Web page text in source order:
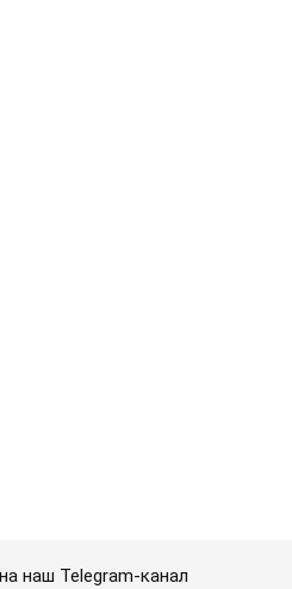
наш Telegram-канал